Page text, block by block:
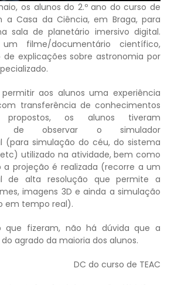
os alunos do 2.º ano do curso de
a Casa da Ciência, em Braga, para
sala de planetário imersivo digital.
filme/documentário científico,
explicações sobre astronomia por
aos alunos uma experiência
transferência de conhecimentos
os alunos tiveram
de observar o simulador
(para simulação do céu, do sistema
etc) utilizado na atividade, bem como
projeção é realizada (recorre a um
de alta resolução que permite a
imagens 3D e ainda a simulação
em tempo real).
que fizeram, não há dúvida que a
agrado da maioria dos alunos.
DC do curso de TEAC